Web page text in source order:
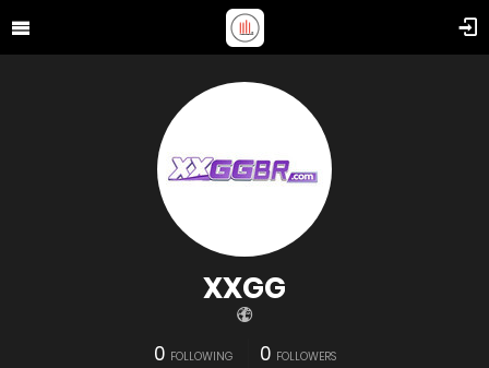
XXGG
0 FOLLOWING 0 FOLLOWERS